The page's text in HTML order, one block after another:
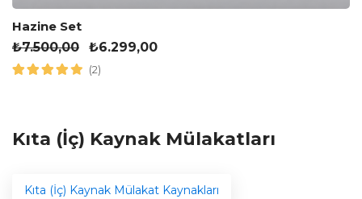
Hazine Set
₺7.500,00 ₺6.299,00
(2)
Kıta (İç) Kaynak Mülakatları
Kıta (İç) Kaynak Mülakat Kaynakları